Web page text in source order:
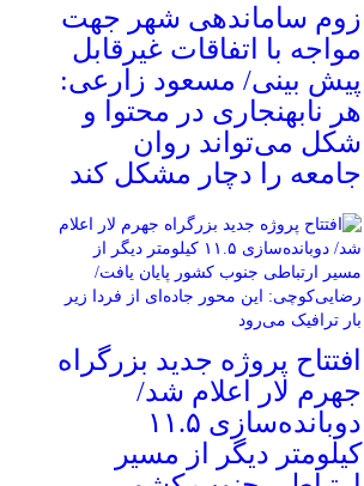
زوم ساماندهی شهر جهت
مواجه با اتفاقات غیرقابل
پیش بینی/ مسعود زارعی:
هر نابهنجاری در محتوا و
شکل می‌تواند روان
جامعه را دچار مشکل کند
افتتاح پروژه جدید بزرگراه
جهرم لار اعلام شد/
دوبانده‌سازی ۱۱.۵
کیلومتر دیگر از مسیر